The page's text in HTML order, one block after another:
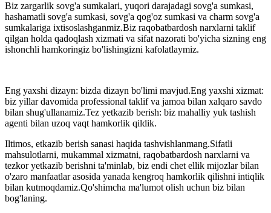
Biz zargarlik sovg'a sumkalari, yuqori darajadagi sovg'a sumkasi,
hashamatli sovg'a sumkasi, sovg'a qog'oz sumkasi va charm sovg'a
sumkalariga ixtisoslashganmiz.Biz raqobatbardosh narxlarni taklif
qilgan holda qadoqlash xizmati va sifat nazorati bo'yicha sizning eng
ishonchli hamkoringiz bo'lishingizni kafolatlaymiz.
Eng yaxshi dizayn: bizda dizayn bo'limi mavjud.Eng yaxshi xizmat:
biz yillar davomida professional taklif va jamoa bilan xalqaro savdo
bilan shug'ullanamiz.Tez yetkazib berish: biz mahalliy yuk tashish
agenti bilan uzoq vaqt hamkorlik qildik.
Iltimos, etkazib berish sanasi haqida tashvishlanmang.Sifatli
mahsulotlarni, mukammal xizmatni, raqobatbardosh narxlarni va
tezkor yetkazib berishni ta'minlab, biz endi chet ellik mijozlar bilan
o'zaro manfaatlar asosida yanada kengroq hamkorlik qilishni intiqlik
bilan kutmoqdamiz.Qo'shimcha ma'lumot olish uchun biz bilan
bog'laning.